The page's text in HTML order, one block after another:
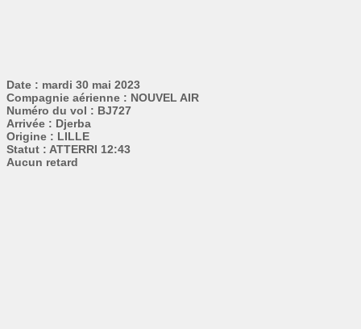
Date : mardi 30 mai 2023
Compagnie aérienne : NOUVEL AIR
Numéro du vol : BJ727
Arrivée : Djerba
Origine : LILLE
Statut : ATTERRI 12:43
Aucun retard